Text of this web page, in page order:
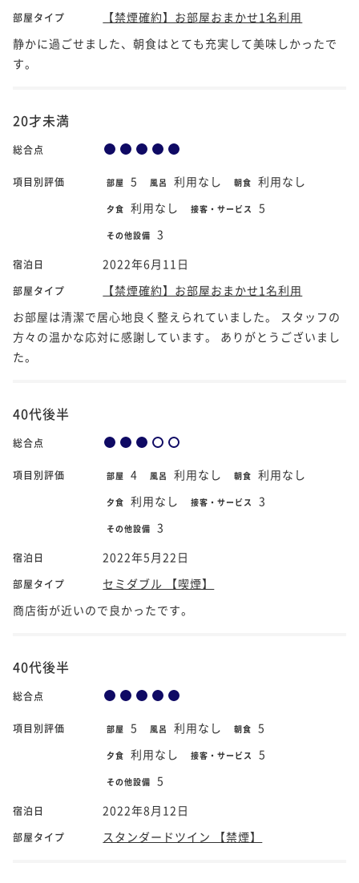
部屋タイプ
【禁煙確約】お部屋おまかせ1名利用
静かに過ごせました、朝食はとても充実して美味しかったで
す。
20才未満
総合点
項目別評価 部屋 5 風呂 利用なし 朝食 利用なし
夕食 利用なし 接客・サービス 5
その他設備 3
宿泊日 2022年6月11日
部屋タイプ
【禁煙確約】お部屋おまかせ1名利用
お部屋は清潔で居心地良く整えられていました。 スタッフの
方々の温かな応対に感謝しています。 ありがとうございまし
た。
40代後半
総合点
項目別評価 部屋 4 風呂 利用なし 朝食 利用なし
夕食 利用なし 接客・サービス 3
その他設備 3
宿泊日 2022年5月22日
部屋タイプ
セミダブル 【喫煙】
商店街が近いので良かったです。
40代後半
総合点
項目別評価 部屋 5 風呂 利用なし 朝食 5
夕食 利用なし 接客・サービス 5
その他設備 5
宿泊日 2022年8月12日
部屋タイプ スタンダードツイン 【禁煙】